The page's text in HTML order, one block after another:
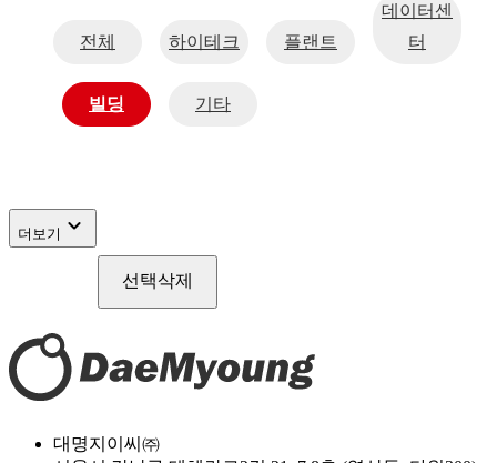
전체 하이테크 플랜트
데이터센
터
빌딩 기타
더보기 expand_more
선택삭제
대명지이씨㈜